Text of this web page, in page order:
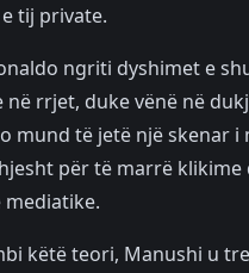
tij private.
ngriti dyshimet e
në rrjet, duke vënë në
mund të jetë një skenar
për të marrë klikime
mediatike.
këtë teori, Manushi u